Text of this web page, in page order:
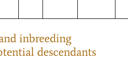
inbreeding
descendants